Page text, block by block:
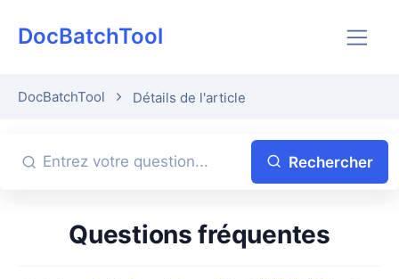
DocBatchTool
DocBatchTool Détails de l'article
Rechercher
Questions fréquentes